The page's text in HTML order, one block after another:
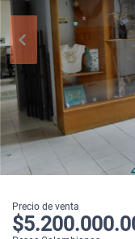
Precio de venta